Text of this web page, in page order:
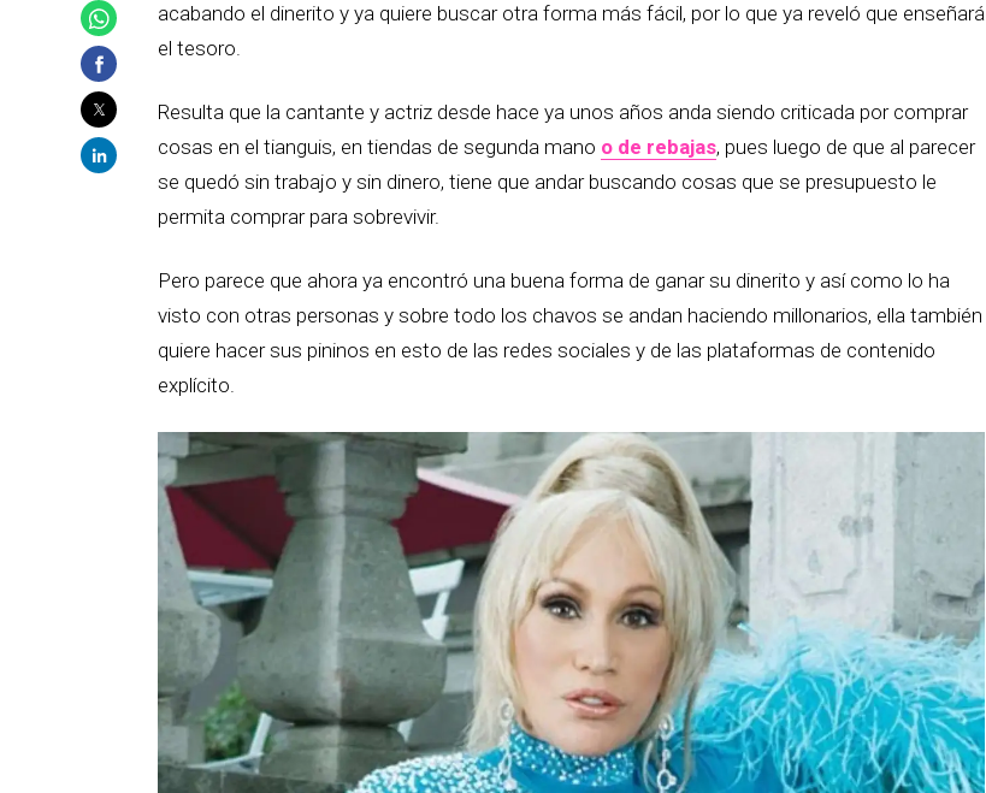
acabando el dinerito y ya quiere buscar otra forma más fácil, por lo que ya reveló que enseñará
el tesoro.
Resulta que la cantante y actriz desde hace ya unos años anda siendo criticada por comprar
cosas en el tianguis, en tiendas de segunda mano o de rebajas, pues luego de que al parecer
se quedó sin trabajo y sin dinero, tiene que andar buscando cosas que se presupuesto le
permita comprar para sobrevivir.
Pero parece que ahora ya encontró una buena forma de ganar su dinerito y así como lo ha
visto con otras personas y sobre todo los chavos se andan haciendo millonarios, ella también
quiere hacer sus pininos en esto de las redes sociales y de las plataformas de contenido
explícito.